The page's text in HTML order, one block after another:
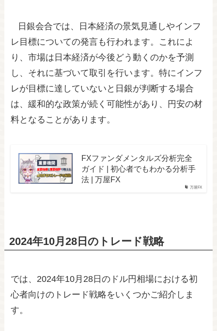
日銀会合では、日本経済の景気見通しやインフ
レ目標についての発言も行われます。これによ
り、市場は日本経済が今後どう動くのかを予測
し、それに基づいて取引を行います。特にインフ
レが目標に達していないと日銀が判断する場合
は、緩和的な政策が続く可能性があり、円安の材
料となることがあります。
万屋FX
FXファンダメンタルズ分析完全
ガイド | 初心者でもわかる分析手
法 | 万屋FX
2024年10月28日のトレード戦略
では、2024年10月28日のドル円相場における初
心者向けのトレード戦略をいくつかご紹介しま
す。